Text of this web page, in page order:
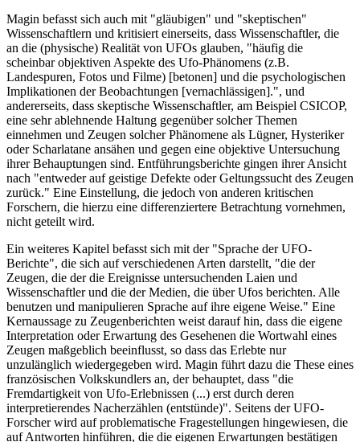
Magin befasst sich auch mit "gläubigen" und "skeptischen"
Wissenschaftlern und kritisiert einerseits, dass Wissenschaftler, die
an die (physische) Realität von UFOs glauben, "häufig die
scheinbar objektiven Aspekte des Ufo-Phänomens (z.B.
Landespuren, Fotos und Filme) [betonen] und die psychologischen
Implikationen der Beobachtungen [vernachlässigen].", und
andererseits, dass skeptische Wissenschaftler, am Beispiel CSICOP,
eine sehr ablehnende Haltung gegenüber solcher Themen
einnehmen und Zeugen solcher Phänomene als Lügner, Hysteriker
oder Scharlatane ansähen und gegen eine objektive Untersuchung
ihrer Behauptungen sind. Entführungsberichte gingen ihrer Ansicht
nach "entweder auf geistige Defekte oder Geltungssucht des Zeugen
zurück." Eine Einstellung, die jedoch von anderen kritischen
Forschern, die hierzu eine differenziertere Betrachtung vornehmen,
nicht geteilt wird.
Ein weiteres Kapitel befasst sich mit der "Sprache der UFO-
Berichte", die sich auf verschiedenen Arten darstellt, "die der
Zeugen, die der die Ereignisse untersuchenden Laien und
Wissenschaftler und die der Medien, die über Ufos berichten. Alle
benutzen und manipulieren Sprache auf ihre eigene Weise." Eine
Kernaussage zu Zeugenberichten weist darauf hin, dass die eigene
Interpretation oder Erwartung des Gesehenen die Wortwahl eines
Zeugen maßgeblich beeinflusst, so dass das Erlebte nur
unzulänglich wiedergegeben wird. Magin führt dazu die These eines
französischen Volkskundlers an, der behauptet, dass "die
Fremdartigkeit von Ufo-Erlebnissen (...) erst durch deren
interpretierendes Nacherzählen (entstünde)". Seitens der UFO-
Forscher wird auf problematische Fragestellungen hingewiesen, die
auf Antworten hinführen, die die eigenen Erwartungen bestätigen